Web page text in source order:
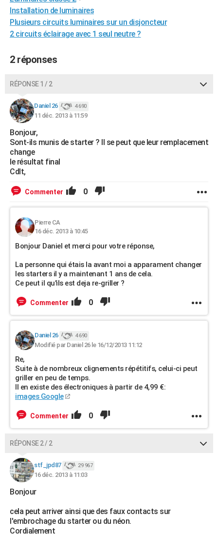
FORUM
Bricolage
Lifestyle
Culture
Sport
Auto
Television
Voyage
Cinema
Installation de luminaires
Plusieurs circuits luminaires sur un disjoncteur
2 circuits éclairage avec 1 seul neutre ?
2 réponses
RÉPONSE 1 / 2
Daniel 26 4 690
11 déc. 2013 à 11:59
Bonjour,
Sont-ils munis de starter ? Il se peut que leur remplacement
change
le résultat final
Cdlt,
Commenter 0
Pierre CA
16 déc. 2013 à 10:45
Bonjour Daniel et merci pour votre réponse,
La personne qui étais la avant moi a apparament changer
les starters il y a maintenant 1 ans de cela.
Ce peut il qu'ils est deja re-griller ?
Commenter 0
Daniel 26 4 690
Modifié par Daniel 26 le 16/12/2013 11:12
Re,
Suite à de nombreux clignements répétitifs, celui-ci peut
griller en peu de temps.
Il en existe des électroniques à partir de 4,99 €:
images Google
Commenter 0
RÉPONSE 2 / 2
stf_jpd87 29 967
16 déc. 2013 à 11:03
Bonjour
cela peut arriver ainsi que des faux contacts sur
l'embrochage du starter ou du néon.
Cordialement